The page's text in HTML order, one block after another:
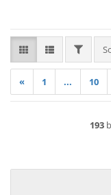
FILTER
« 1 ... 10
193